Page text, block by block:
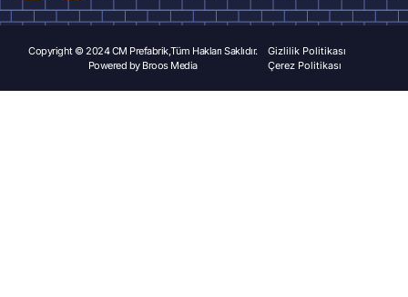
Copyright © 2024 CM Prefabrik,Tüm Hakları Saklıdır.
Powered by Broos Media
Gizlilik Politikası
Çerez Politikası